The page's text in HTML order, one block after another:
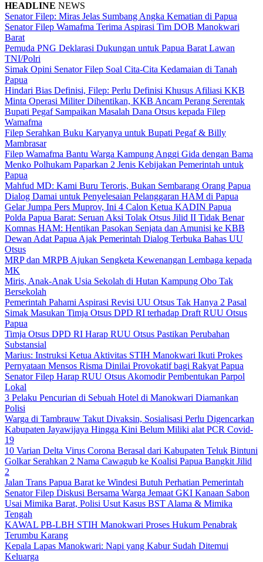
HEADLINE NEWS
Senator Filep: Miras Jelas Sumbang Angka Kematian di Papua
Senator Filep Wamafma Terima Aspirasi Tim DOB Manokwari
Barat
Pemuda PNG Deklarasi Dukungan untuk Papua Barat Lawan
TNI/Polri
Simak Opini Senator Filep Soal Cita-Cita Kedamaian di Tanah
Papua
Hindari Bias Definisi, Filep: Perlu Definisi Khusus Afiliasi KKB
Minta Operasi Militer Dihentikan, KKB Ancam Perang Serentak
Bupati Pegaf Sampaikan Masalah Dana Otsus kepada Filep
Wamafma
Filep Serahkan Buku Karyanya untuk Bupati Pegaf & Billy
Mambrasar
Filep Wamafma Bantu Warga Kampung Anggi Gida dengan Bama
Menko Polhukam Paparkan 2 Jenis Kebijakan Pemerintah untuk
Papua
Mahfud MD: Kami Buru Teroris, Bukan Sembarang Orang Papua
Dialog Damai untuk Penyelesaian Pelanggaran HAM di Papua
Gelar Jumpa Pers Muprov, Ini 4 Calon Ketua KADIN Papua
Polda Papua Barat: Seruan Aksi Tolak Otsus Jilid II Tidak Benar
Komnas HAM: Hentikan Pasokan Senjata dan Amunisi ke KBB
Dewan Adat Papua Ajak Pemerintah Dialog Terbuka Bahas UU
Otsus
MRP dan MRPB Ajukan Sengketa Kewenangan Lembaga kepada
MK
Miris, Anak-Anak Usia Sekolah di Hutan Kampung Obo Tak
Bersekolah
Pemerintah Pahami Aspirasi Revisi UU Otsus Tak Hanya 2 Pasal
Simak Masukan Timja Otsus DPD RI terhadap Draft RUU Otsus
Papua
Timja Otsus DPD RI Harap RUU Otsus Pastikan Perubahan
Substansial
Marius: Instruksi Ketua Aktivitas STIH Manokwari Ikuti Prokes
Pernyataan Mensos Risma Dinilai Provokatif bagi Rakyat Papua
Senator Filep Harap RUU Otsus Akomodir Pembentukan Parpol
Lokal
3 Pelaku Pencurian di Sebuah Hotel di Manokwari Diamankan
Polisi
Warga di Tambrauw Takut Divaksin, Sosialisasi Perlu Digencarkan
Kabupaten Jayawijaya Hingga Kini Belum Miliki alat PCR Covid-
19
10 Varian Delta Virus Corona Berasal dari Kabupaten Teluk Bintuni
Golkar Serahkan 2 Nama Cawagub ke Koalisi Papua Bangkit Jilid
2
Jalan Trans Papua Barat ke Windesi Butuh Perhatian Pemerintah
Senator Filep Diskusi Bersama Warga Jemaat GKI Kanaan Sabon
Usai Mimika Barat, Polisi Usut Kasus BST Alama & Mimika
Tengah
KAWAL PB-LBH STIH Manokwari Proses Hukum Penabrak
Terumbu Karang
Kepala Lapas Manokwari: Napi yang Kabur Sudah Ditemui
Keluarga